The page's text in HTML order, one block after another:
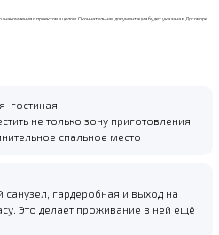
с проектов в целом. Окончательная документация будет указана в Договоре
гостиная
не только зону приготовления
спальное место
санузел, гардеробная и выход на
Это делает проживание в ней ещё